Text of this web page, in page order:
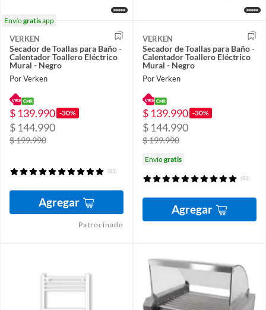
Envíogratisapp
VERKEN
Secador de Toallas para Baño -
Calentador Toallero Eléctrico
Mural - Negro
Por Verken
$ 139.990 -30%
$ 144.990
$ 199.990
(83)
Agregar
Patrocinado
VERKEN
Secador de Toallas para Baño -
Calentador Toallero Eléctrico
Mural - Negro
Por Verken
$ 139.990 -30%
$ 144.990
$ 199.990
Envíogratis
(83)
Agregar